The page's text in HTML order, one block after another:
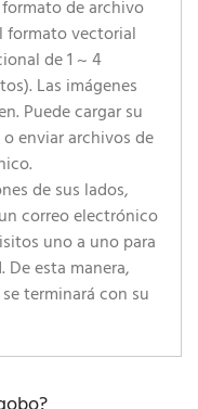
de archivo
formato vectorial
de 1 ~ 4
Las imágenes
Puede cargar su
enviar archivos de
de sus lados,
correo electrónico
uno a uno para
esta manera,
terminará con su